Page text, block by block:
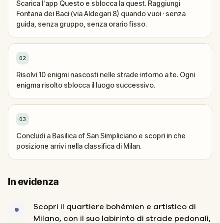
Scarica l'app Questo e sblocca la quest. Raggiungi
Fontana dei Baci (via Aldegari 8) quando vuoi · senza
guida, senza gruppo, senza orario fisso.
02
Risolvi 10 enigmi nascosti nelle strade intorno a te. Ogni
enigma risolto sblocca il luogo successivo.
03
Concludi a Basilica of San Simpliciano e scopri in che
posizione arrivi nella classifica di Milan.
In evidenza
Scopri il quartiere bohémien e artistico di
Milano, con il suo labirinto di strade pedonali,